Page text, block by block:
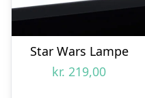
Star Wars Lampe
kr. 219,00